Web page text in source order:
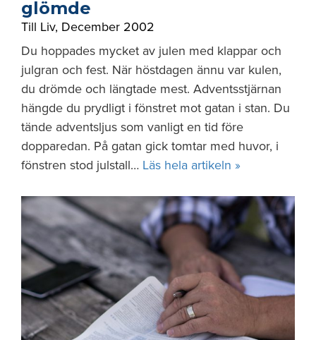
glömde
Till Liv, December 2002
Du hoppades mycket av julen med klappar och
julgran och fest. När höstdagen ännu var kulen,
du drömde och längtade mest. Adventsstjärnan
hängde du prydligt i fönstret mot gatan i stan. Du
tände adventsljus som vanligt en tid före
dopparedan. På gatan gick tomtar med huvor, i
fönstren stod julstall… Läs hela artikeln »